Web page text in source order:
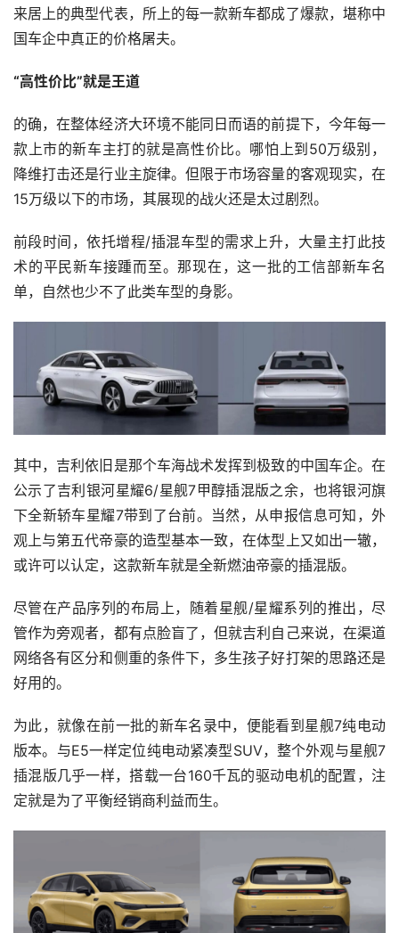
来居上的典型代表，所上的每一款新车都成了爆款，堪称中
国车企中真正的价格屠夫。
“高性价比”就是王道
的确，在整体经济大环境不能同日而语的前提下，今年每一
款上市的新车主打的就是高性价比。哪怕上到50万级别，
降维打击还是行业主旋律。但限于市场容量的客观现实，在
15万级以下的市场，其展现的战火还是太过剧烈。
前段时间，依托增程/插混车型的需求上升，大量主打此技
术的平民新车接踵而至。那现在，这一批的工信部新车名
单，自然也少不了此类车型的身影。
其中，吉利依旧是那个车海战术发挥到极致的中国车企。在
公示了吉利银河星耀6/星舰7甲醇插混版之余，也将银河旗
下全新轿车星耀7带到了台前。当然，从申报信息可知，外
观上与第五代帝豪的造型基本一致，在体型上又如出一辙，
或许可以认定，这款新车就是全新燃油帝豪的插混版。
尽管在产品序列的布局上，随着星舰/星耀系列的推出，尽
管作为旁观者，都有点脸盲了，但就吉利自己来说，在渠道
网络各有区分和侧重的条件下，多生孩子好打架的思路还是
好用的。
为此，就像在前一批的新车名录中，便能看到星舰7纯电动
版本。与E5一样定位纯电动紧凑型SUV，整个外观与星舰7
插混版几乎一样，搭载一台160千瓦的驱动电机的配置，注
定就是为了平衡经销商利益而生。